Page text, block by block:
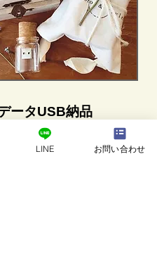
ータUSB納品
5,000円
LINE お問い合わせ